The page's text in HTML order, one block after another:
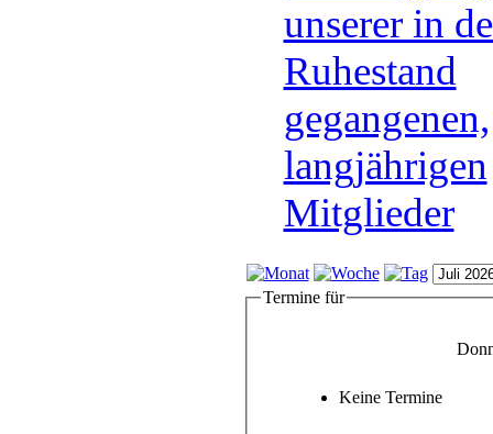
unserer in
Ruhestand
gegangenen,
langjährigen
Mitglieder
Termine für
Keine Termine